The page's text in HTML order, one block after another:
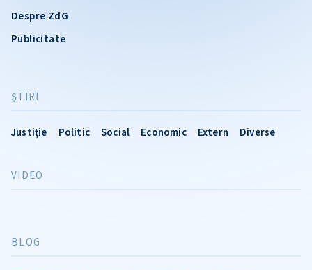
Despre ZdG
Publicitate
ŞTIRI
Justiție Politic Social Economic Extern Diverse
VIDEO
BLOG